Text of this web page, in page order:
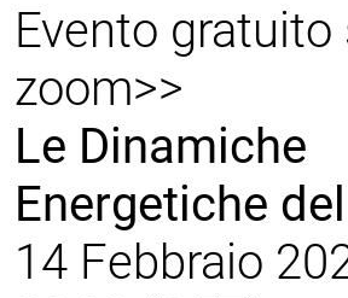
Evento gratuito
zoom>>
Le Dinamiche
Energetiche
14 Febbraio